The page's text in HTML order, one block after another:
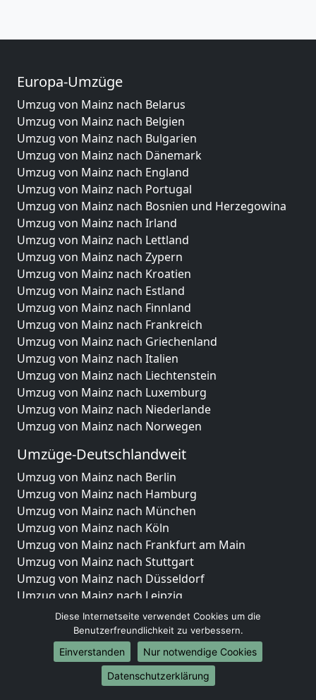
Europa-Umzüge
Umzug von Mainz nach Belarus
Umzug von Mainz nach Belgien
Umzug von Mainz nach Bulgarien
Umzug von Mainz nach Dänemark
Umzug von Mainz nach England
Umzug von Mainz nach Portugal
Umzug von Mainz nach Bosnien und Herzegowina
Umzug von Mainz nach Irland
Umzug von Mainz nach Lettland
Umzug von Mainz nach Zypern
Umzug von Mainz nach Kroatien
Umzug von Mainz nach Estland
Umzug von Mainz nach Finnland
Umzug von Mainz nach Frankreich
Umzug von Mainz nach Griechenland
Umzug von Mainz nach Italien
Umzug von Mainz nach Liechtenstein
Umzug von Mainz nach Luxemburg
Umzug von Mainz nach Niederlande
Umzug von Mainz nach Norwegen
Umzüge-Deutschlandweit
Umzug von Mainz nach Berlin
Umzug von Mainz nach Hamburg
Umzug von Mainz nach München
Umzug von Mainz nach Köln
Umzug von Mainz nach Frankfurt am Main
Umzug von Mainz nach Stuttgart
Umzug von Mainz nach Düsseldorf
Umzug von Mainz nach Leipzig
Umzug von Mainz nach Dortmund
Umzug von Mainz nach Essen
Umzug von Mainz nach Bremen
Umzug von Mainz nach Dresden
Umzug von Mainz nach Hannover
Diese Internetseite verwendet Cookies um die
Benutzerfreundlichkeit zu verbessern.
Einverstanden
Nur notwendige Cookies
Datenschutzerklärung